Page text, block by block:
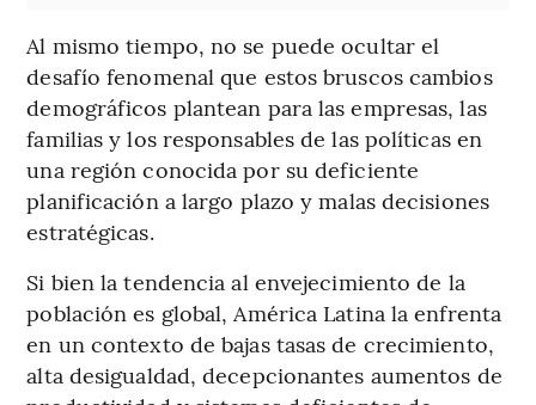
Al mismo tiempo, no se puede ocultar el
desafío fenomenal que estos bruscos cambios
demográficos plantean para las empresas, las
familias y los responsables de las políticas en
una región conocida por su deficiente
planificación a largo plazo y malas decisiones
estratégicas.
Si bien la tendencia al envejecimiento de la
población es global, América Latina la enfrenta
en un contexto de bajas tasas de crecimiento,
alta desigualdad, decepcionantes aumentos de